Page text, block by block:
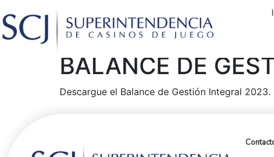
BALANCE DE
Descargue el Balance de Gestión Integral 2023.